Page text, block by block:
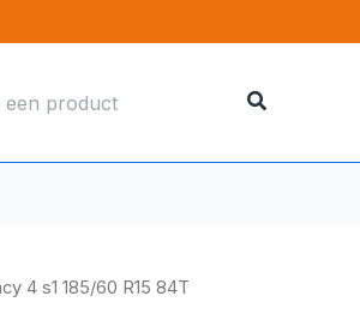
4 s1 185/60 R15 84T